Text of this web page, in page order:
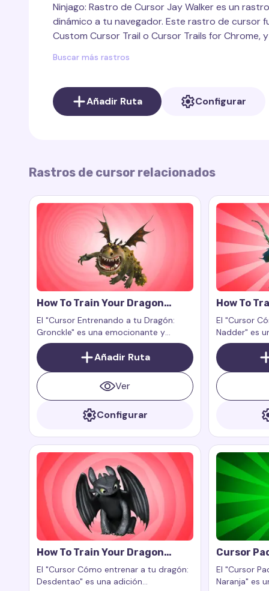
su ingenio, sentido del humor y naturaleza
fuente de energía del equipo, siempre listo para
personalidad divertida, Jay demuestra una
Ninjago: Rastro de Cursor Jay Walker es un
dinámico a tu navegador. Este rastro de cursor
Custom Cursor Trail o Cursor Trails for
Buscar más rastros
Añadir Ruta Configurar
Rastros de cursor relacionados
How To Train Your Dragon
Gronckle Cursor Trail
El "Cursor Entrenando a tu Dragón:
Gronckle" es una emocionante y
encantadora adición a tu experiencia
digital. Es un complemento para la
extensión del navegador Custom
Cursor Trail o Cursor Trails for Chrome,
diseñado para funcionar
exclusivamente en páginas web.
Añadir Ruta
Ver
Configurar
How To
Nadder
El "Cursor
Nadder" es
experiencia
grandeza y
dragones a
How To Train Your Dragon
Toothless Cursor Trail
El "Cursor Cómo entrenar a tu dragón:
Desdentao" es una adición
Cursor
El "Cursor
Naranja" es